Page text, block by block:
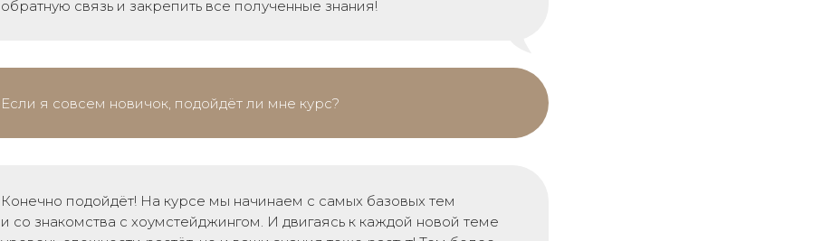
обратную связь и закрепить все полученные знания!
Если я совсем новичок, подойдёт ли мне курс?
Конечно подойдёт! На курсе мы начинаем с самых базовых тем
и со знакомства с хоумстейджингом. И двигаясь к каждой новой теме